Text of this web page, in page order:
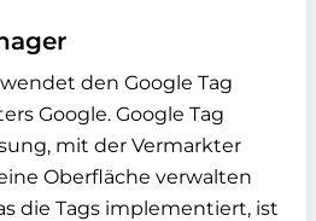
den Google Tag
Google. Google Tag
mit der Vermarkter
Oberfläche verwalten
die Tags implementiert, ist